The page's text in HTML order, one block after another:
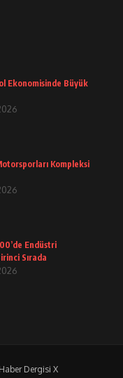
Ekonomisinde Büyük
Kompleksi
Endüstri
Sırada
Haber Dergisi X